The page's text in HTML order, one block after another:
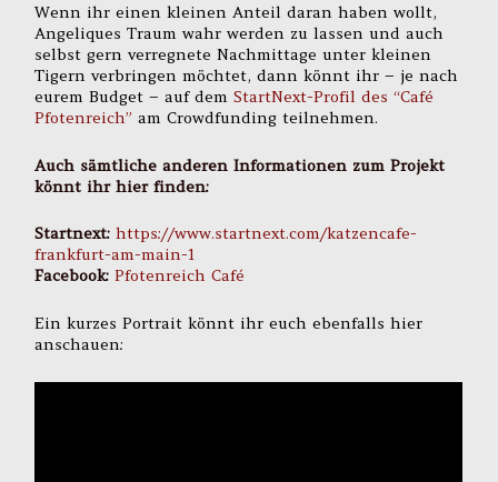
Wenn ihr einen kleinen Anteil daran haben wollt,
Angeliques Traum wahr werden zu lassen und auch
selbst gern verregnete Nachmittage unter kleinen
Tigern verbringen möchtet, dann könnt ihr – je nach
eurem Budget – auf demStartNext-Profil des “Café
Pfotenreich” am Crowdfunding teilnehmen.
Auch sämtliche anderen Informationen zum Projekt
könnt ihr hier finden:
Startnext: https://www.startnext.com/katzencafe-
frankfurt-am-main-1
Facebook:Pfotenreich Café
Ein kurzes Portrait könnt ihr euch ebenfalls hier
anschauen: